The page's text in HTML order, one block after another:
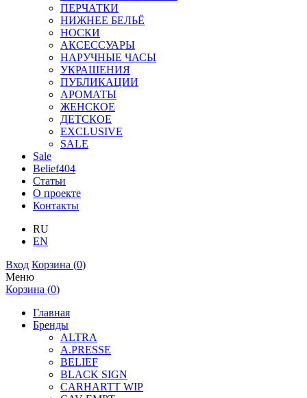
ПЕРЧАТКИ
НИЖНЕЕ БЕЛЬЁ
НОСКИ
АКСЕССУАРЫ
НАРУЧНЫЕ ЧАСЫ
УКРАШЕНИЯ
ПУБЛИКАЦИИ
АРОМАТЫ
ЖЕНСКОЕ
ДЕТСКОЕ
EXCLUSIVE
SALE
Sale
Belief404
Статьи
О проекте
Контакты
RU
EN
Вход Корзина (0)
Меню
Корзина (0)
Главная
Бренды
ALTRA
A.PRESSE
BELIEF
BLACK SIGN
CARHARTT WIP